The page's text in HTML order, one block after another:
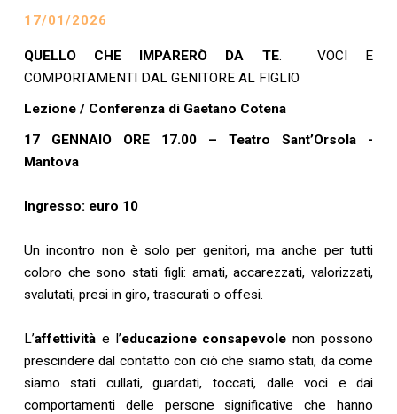
SOCIAL
17/01/2026
QUELLO CHE IMPARERÒ DA TE. VOCI E
COMPORTAMENTI DAL GENITORE AL FIGLIO
Lezione / Conferenza di Gaetano Cotena
17 GENNAIO ORE 17.00 – Teatro Sant’Orsola -
Mantova
Ingresso: euro 10
Un incontro non è solo per genitori, ma anche per tutti
coloro che sono stati figli: amati, accarezzati, valorizzati,
svalutati, presi in giro, trascurati o offesi.
L’affettività e l’educazione consapevolenon possono
prescindere dal contatto con ciò che siamo stati, da come
siamo stati cullati, guardati, toccati, dalle voci e dai
comportamenti delle persone significative che hanno